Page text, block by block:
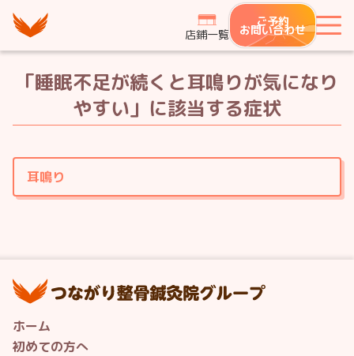
つながり整骨鍼灸院グループ
店鋪一覧
ご予約
お問い合わせ
「睡眠不足が続くと耳鳴りが気になり
やすい」 に該当する症状
耳鳴り
ホーム
初めての方へ